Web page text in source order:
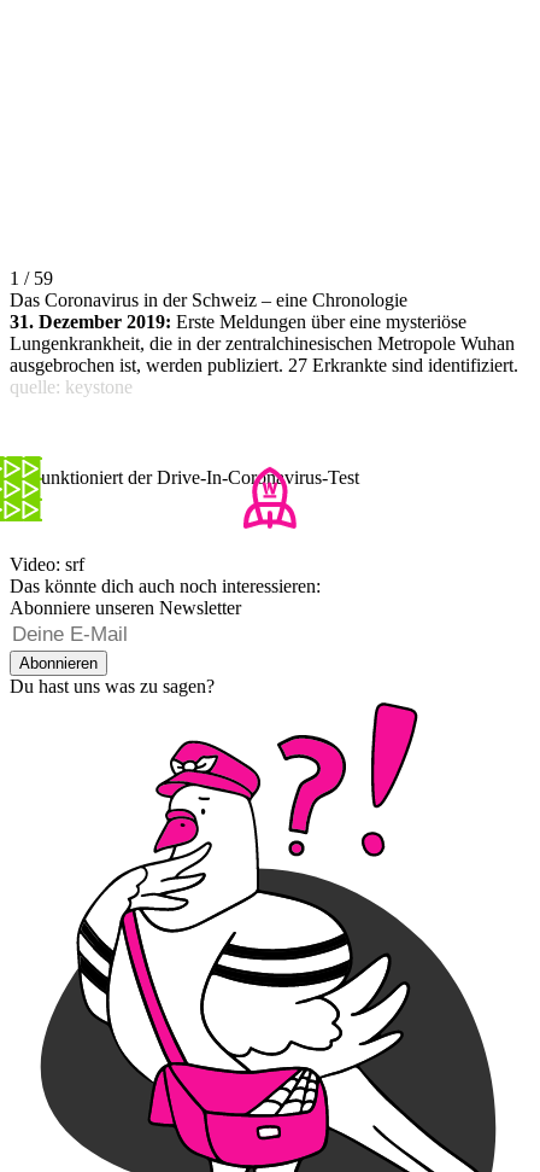
1 / 59
Das Coronavirus in der Schweiz – eine Chronologie
31. Dezember 2019: Erste Meldungen über eine mysteriöse
Lungenkrankheit, die in der zentralchinesischen Metropole Wuhan
ausgebrochen ist, werden publiziert. 27 Erkrankte sind identifiziert.
quelle: keystone
So funktioniert der Drive-In-Coronavirus-Test
Video: srf
Das könnte dich auch noch interessieren:
Abonniere unseren Newsletter
Abonnieren
Du hast uns was zu sagen?